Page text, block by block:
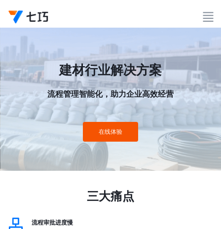
建材行业解决方案
流程管理智能化，助力企业高效经营
在线体验
三大痛点
流程审批进度慢